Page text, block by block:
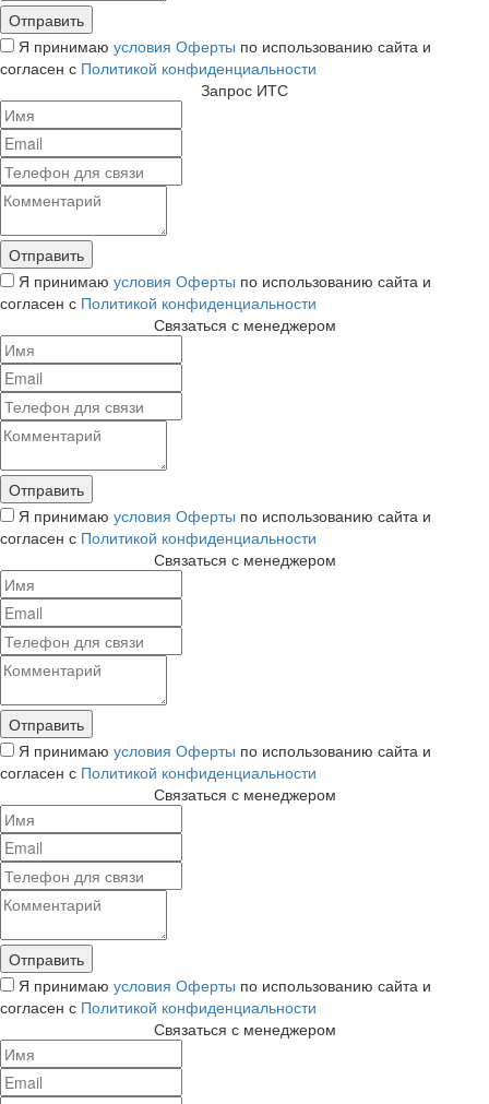
Я принимаю условия Оферты по использованию сайта и
согласен с Политикой конфиденциальности
Запрос ИТС
Я принимаю условия Оферты по использованию сайта и
согласен с Политикой конфиденциальности
Связаться с менеджером
Я принимаю условия Оферты по использованию сайта и
согласен с Политикой конфиденциальности
Связаться с менеджером
Я принимаю условия Оферты по использованию сайта и
согласен с Политикой конфиденциальности
Связаться с менеджером
Я принимаю условия Оферты по использованию сайта и
согласен с Политикой конфиденциальности
Связаться с менеджером